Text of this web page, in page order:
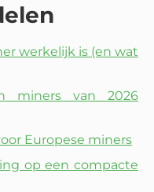
werkelijk is (en wat
miners van 2026
Europese miners
op een compacte